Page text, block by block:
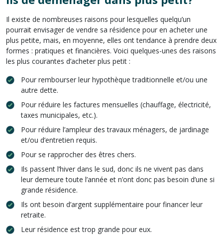
Il existe de nombreuses raisons pour lesquelles quelqu’un
pourrait envisager de vendre sa résidence pour en acheter une
plus petite, mais, en moyenne, elles ont tendance à prendre deux
formes : pratiques et financières. Voici quelques-unes des raisons
les plus courantes d’acheter plus petit :
Pour rembourser leur hypothèque traditionnelle et/ou une
autre dette.
Pour réduire les factures mensuelles (chauffage, électricité,
taxes municipales, etc.).
Pour réduire l’ampleur des travaux ménagers, de jardinage
et/ou d’entretien requis.
Pour se rapprocher des êtres chers.
Ils passent l’hiver dans le sud, donc ils ne vivent pas dans
leur demeure toute l’année et n’ont donc pas besoin d’une si
grande résidence.
Ils ont besoin d’argent supplémentaire pour financer leur
retraite.
Leur résidence est trop grande pour eux.